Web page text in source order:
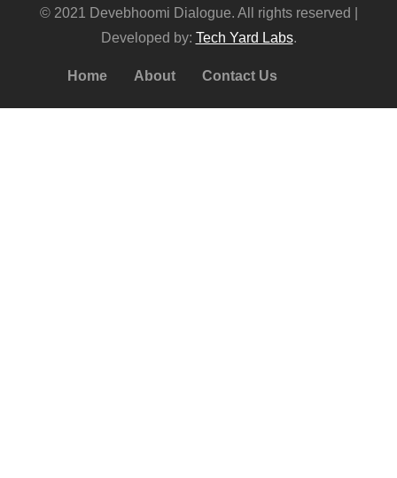
© 2021 Devebhoomi Dialogue. All rights reserved |
Developed by: Tech Yard Labs.
Home About Contact Us